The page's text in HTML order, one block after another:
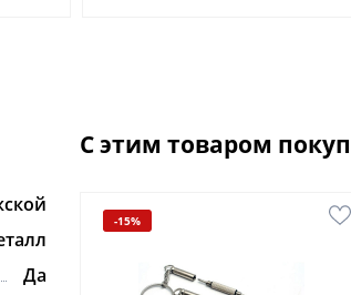
Да
С этим товаром
-15%